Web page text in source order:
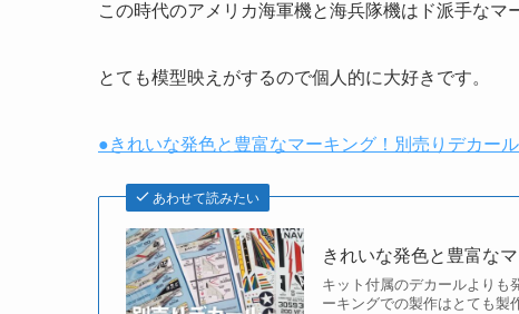
この時代のアメリカ海軍機と海兵隊機はド派手なマ
とても模型映えがするので個人的に大好きです。
●きれいな発色と豊富なマーキング！別売りデカー
あわせて読みたい
きれいな発色と豊富な
キット付属のデカールよりも
ーキングでの製作はとても